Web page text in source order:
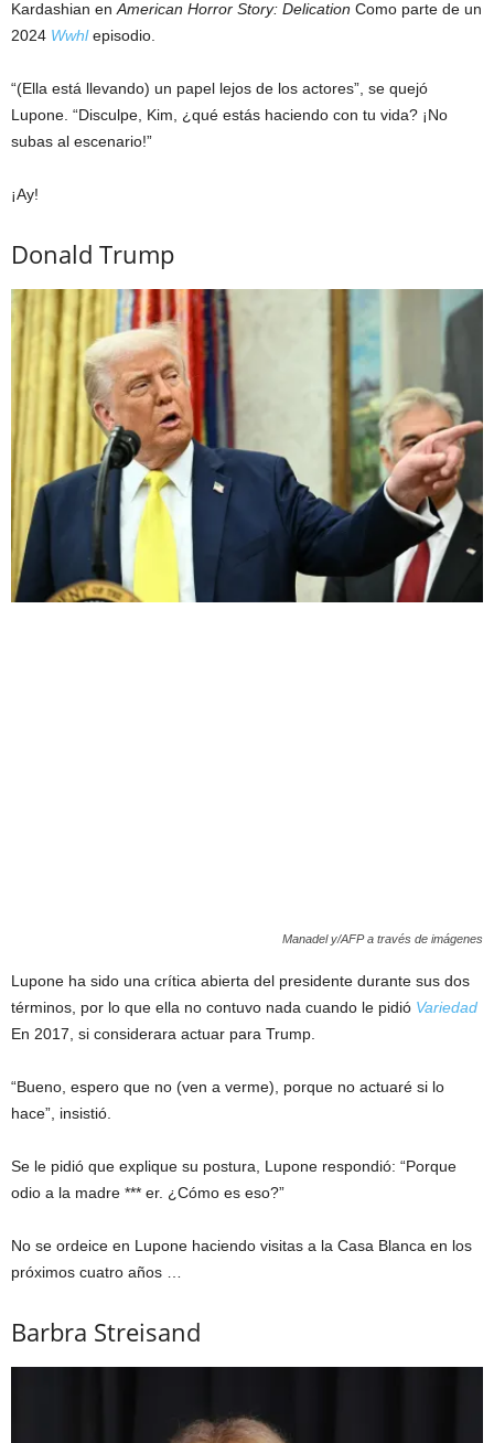
Kardashian en American Horror Story: Delication Como parte de un
2024 Wwhlepisodio.
“(Ella está llevando) un papel lejos de los actores”, se quejó
Lupone. “Disculpe, Kim, ¿qué estás haciendo con tu vida? ¡No
subas al escenario!”
¡Ay!
Donald Trump
Manadel y/AFP a través de imágenes
Lupone ha sido una crítica abierta del presidente durante sus dos
términos, por lo que ella no contuvo nada cuando le pidió Variedad
En 2017, si considerara actuar para Trump.
“Bueno, espero que no (ven a verme), porque no actuaré si lo
hace”, insistió.
Se le pidió que explique su postura, Lupone respondió: “Porque
odio a la madre *** er. ​​¿Cómo es eso?”
No se ordeice en Lupone haciendo visitas a la Casa Blanca en los
próximos cuatro años …
Barbra Streisand